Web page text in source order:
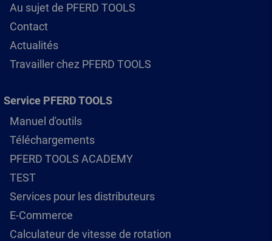
Au sujet de PFERD TOOLS
Contact
Actualités
Travailler chez PFERD TOOLS
Service PFERD TOOLS
Manuel d'outils
Téléchargements
PFERD TOOLS ACADEMY
TEST
Services pour les distributeurs
E-Commerce
Calculateur de vitesse de rotation